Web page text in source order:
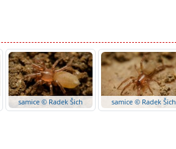
samice © Radek Šich samice © Radek Šich